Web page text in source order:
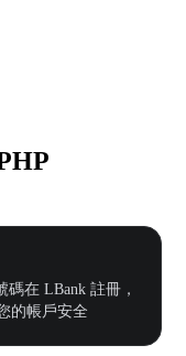
在 LBank 註冊，
的帳戶安全